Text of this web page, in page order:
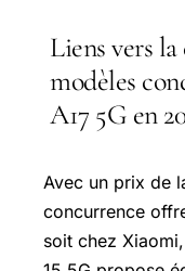
Liens vers
modèles
A17 5G en
Avec un prix de
concurrence
soit chez